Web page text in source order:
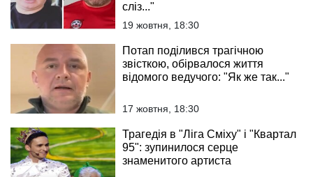
сліз..."
19 жовтня, 18:30
Потап поділився трагічною
звісткою, обірвалося життя
відомого ведучого: "Як же так..."
17 жовтня, 18:30
Трагедія в "Ліга Сміху" і "Квартал
95": зупинилося серце
знаменитого артиста